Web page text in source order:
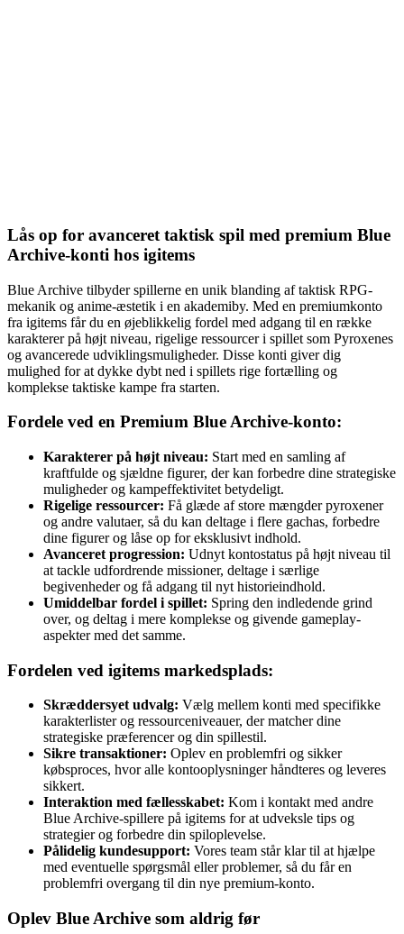
Lås op for avanceret taktisk spil med premium Blue
Archive-konti hos igitems
Blue Archive tilbyder spillerne en unik blanding af taktisk RPG-
mekanik og anime-æstetik i en akademiby. Med en premiumkonto
fra igitems får du en øjeblikkelig fordel med adgang til en række
karakterer på højt niveau, rigelige ressourcer i spillet som Pyroxenes
og avancerede udviklingsmuligheder. Disse konti giver dig
mulighed for at dykke dybt ned i spillets rige fortælling og
komplekse taktiske kampe fra starten.
Fordele ved en Premium Blue Archive-konto:
Karakterer på højt niveau: Start med en samling af
kraftfulde og sjældne figurer, der kan forbedre dine strategiske
muligheder og kampeffektivitet betydeligt.
Rigelige ressourcer: Få glæde af store mængder pyroxener
og andre valutaer, så du kan deltage i flere gachas, forbedre
dine figurer og låse op for eksklusivt indhold.
Avanceret progression: Udnyt kontostatus på højt niveau til
at tackle udfordrende missioner, deltage i særlige
begivenheder og få adgang til nyt historieindhold.
Umiddelbar fordel i spillet: Spring den indledende grind
over, og deltag i mere komplekse og givende gameplay-
aspekter med det samme.
Fordelen ved igitems markedsplads:
Skræddersyet udvalg: Vælg mellem konti med specifikke
karakterlister og ressourceniveauer, der matcher dine
strategiske præferencer og din spillestil.
Sikre transaktioner: Oplev en problemfri og sikker
købsproces, hvor alle kontooplysninger håndteres og leveres
sikkert.
Interaktion med fællesskabet: Kom i kontakt med andre
Blue Archive-spillere på igitems for at udveksle tips og
strategier og forbedre din spiloplevelse.
Pålidelig kundesupport: Vores team står klar til at hjælpe
med eventuelle spørgsmål eller problemer, så du får en
problemfri overgang til din nye premium-konto.
Oplev Blue Archive som aldrig før